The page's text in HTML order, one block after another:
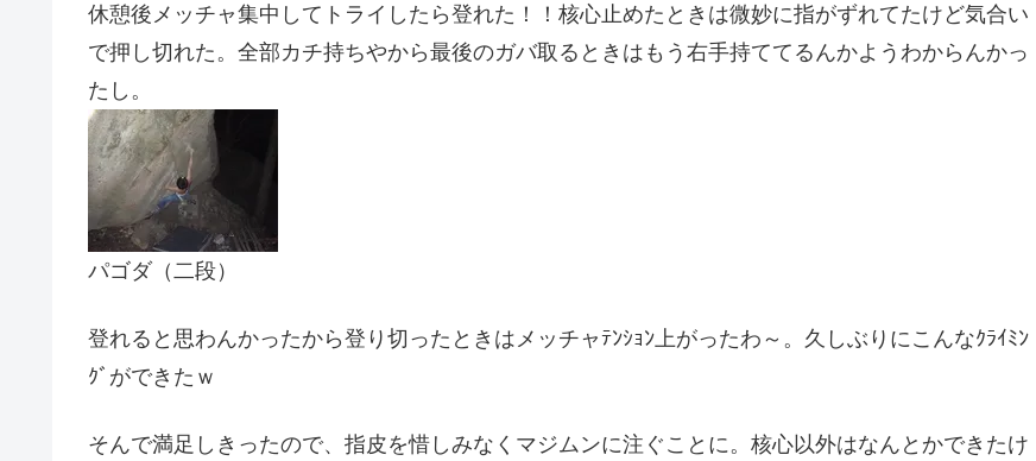
休憩後メッチャ集中してトライしたら登れた！！核心止めたときは微妙に指がずれてたけど気合い
で押し切れた。全部カチ持ちやから最後のガバ取るときはもう右手持ててるんかようわからんかっ
たし。
パゴダ（二段）
登れると思わんかったから登り切ったときはメッチャﾃﾝｼｮﾝ上がったわ～。久しぶりにこんなｸﾗｲﾐﾝ
ｸﾞができたｗ
そんで満足しきったので、指皮を惜しみなくマジムンに注ぐことに。核心以外はなんとかできたけ